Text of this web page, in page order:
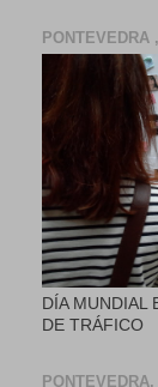
PONTEVEDRA
DÍA MUNDIAL
DE TRÁFICO